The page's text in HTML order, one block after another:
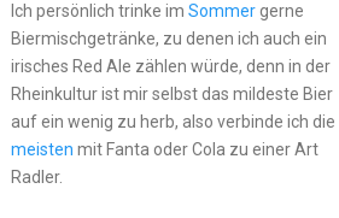
Ich persönlich trinke im Sommergerne
Biermischgetränke, zu denen ich auch ein
irisches Red Ale zählen würde, denn in der
Rheinkultur ist mir selbst das mildeste Bier
auf ein wenig zu herb, also verbinde ich die
meisten mit Fanta oder Cola zu einer Art
Radler.